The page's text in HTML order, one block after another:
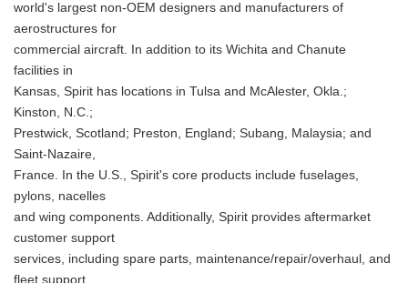
world's largest non-OEM designers and manufacturers of
aerostructures for
commercial aircraft. In addition to its Wichita and Chanute
facilities in
Kansas, Spirit has locations in Tulsa and McAlester, Okla.;
Kinston, N.C.;
Prestwick, Scotland; Preston, England; Subang, Malaysia; and
Saint-Nazaire,
France. In the U.S., Spirit's core products include fuselages,
pylons, nacelles
and wing components. Additionally, Spirit provides aftermarket
customer support
services, including spare parts, maintenance/repair/overhaul, and
fleet support